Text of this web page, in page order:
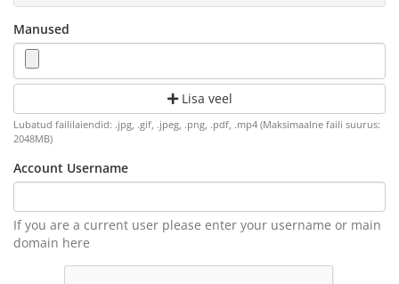
Manused
Lisa veel
Lubatud faililaiendid: .jpg, .gif, .jpeg, .png, .pdf, .mp4 (Maksimaalne faili suurus:
2048MB)
Account Username
If you are a current user please enter your username or main
domain here